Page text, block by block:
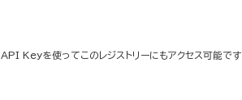
API Keyを使ってこのレジストリーにもアクセス可能です